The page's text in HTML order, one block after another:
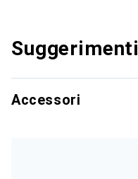
Suggerimenti
Accessori